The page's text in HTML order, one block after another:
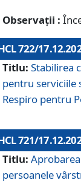
Observații :
722/
Titlu: Stabilirea
pentru serviciile
Respiro pentru
721/
Titlu:
persoanele